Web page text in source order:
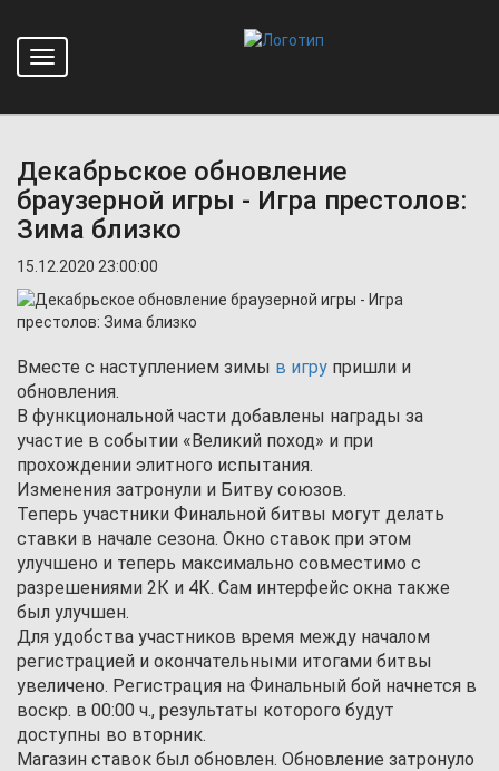
Toggle
navigation
Главная
Декабрьское обновление
браузерной игры - Игра престолов:
Зима близко
15.12.2020 23:00:00
Вместе с наступлением зимы в игру пришли и
обновления.
В функциональной части добавлены награды за
участие в событии «Великий поход» и при
прохождении элитного испытания.
Изменения затронули и Битву союзов.
Теперь участники Финальной битвы могут делать
ставки в начале сезона. Окно ставок при этом
улучшено и теперь максимально совместимо с
разрешениями 2К и 4К. Сам интерфейс окна также
был улучшен.
Для удобства участников время между началом
регистрацией и окончательными итогами битвы
увеличено. Регистрация на Финальный бой начнется в
воскр. в 00:00 ч., результаты которого будут
доступны во вторник.
Магазин ставок был обновлен. Обновление затронуло